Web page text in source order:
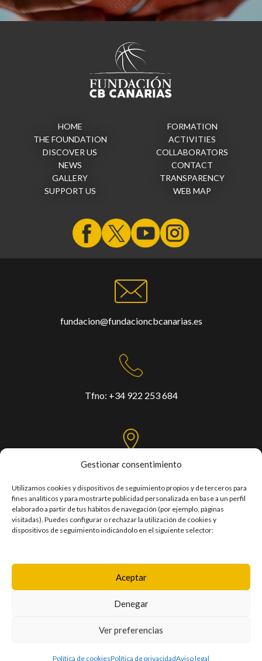
Gestionar consentimiento
Utilizamos cookies y dispositivos de seguimiento propios y de terceros para
fines analíticos y para mostrarte publicidad personalizada en base a un perfil
elaborado a partir de tus hábitos de navegación (por ejemplo, páginas
visitadas). Puedes configurar o rechazar la utilización de cookies y
dispositivos de seguimiento indicándolo en el siguiente selector:
Aceptar
Denegar
Ver preferencias
Política de cookiesPolítica de privacidadAviso legal
HOME
FORMATION
THE FOUNDATION
ACTIVITIES
DISCOVER US
COLLABORATORS
NEWS
CONTACT
GALLERY
TRANSPARENCY
SUPPORT US
WEB MAP
fundacion@fundacioncbcanarias.es
Tfno: +34 922 253 684
C/. Mercedes, Las Torres, s/n,
Pabellón Santiago Martín - Tercera planta
Taco / 38108 – San Cristóbal de La Laguna
COOKIES POLICY